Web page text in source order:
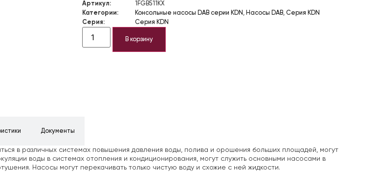
Артикул:
1FGB511KX
Категории:
Консольные насосы DAB серии KDN , Насосы DAB, Серия KDN
Серия:
Серия KDN
В корзину
Документы
в различных системах повышения давления воды, полива и орошения больших площадей, могут
воды в системах отопления и кондиционирования, могут служить основными насосами в
Насосы могут перекачивать только чистую воду и схожие с ней жидкости.